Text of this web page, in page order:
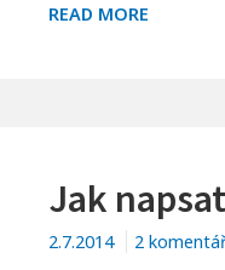
READ MORE
Jak
2.7.2014 2